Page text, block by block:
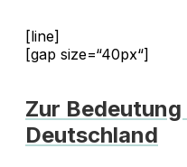
[line]
[gap size=“40px“]
Zur
Deutschland